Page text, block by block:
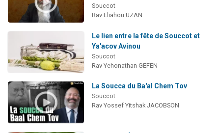
Souccot
Rav Eliahou UZAN
Le lien entre la fête de Souccot et
Ya'acov Avinou
Souccot
Rav Yehonathan GEFEN
La Soucca du Ba'al Chem Tov
Souccot
Rav Yossef Yitshak JACOBSON